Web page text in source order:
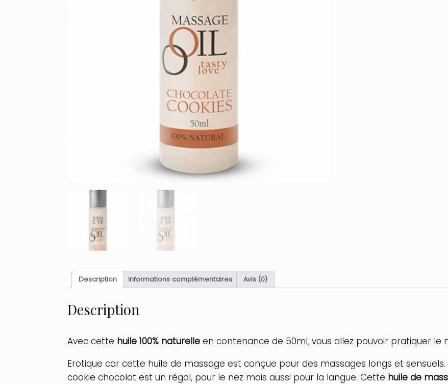
Description Informations complémentaires Avis (0)
Description
Avec cette huile 100% naturelle en contenance de 50ml, vous allez pouvoir pratiquer le
Erotique car cette huile de massage est conçue pour des massages longs et
cookie chocolat est un régal, pour le nez mais aussi pour la langue. Cette huile de